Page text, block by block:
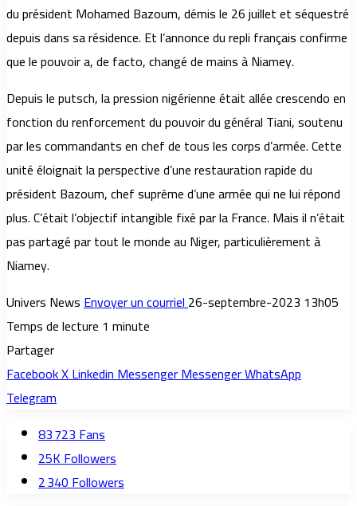
du président Mohamed Bazoum, démis le 26 juillet et séquestré
depuis dans sa résidence. Et l’annonce du repli français confirme
que le pouvoir a, de facto, changé de mains à Niamey.
Depuis le putsch, la pression nigérienne était allée crescendo en
fonction du renforcement du pouvoir du général Tiani, soutenu
par les commandants en chef de tous les corps d’armée. Cette
unité éloignait la perspective d’une restauration rapide du
président Bazoum, chef suprême d’une armée qui ne lui répond
plus. C’était l’objectif intangible fixé par la France. Mais il n’était
pas partagé par tout le monde au Niger, particulièrement à
Niamey.
Univers NewsEnvoyer un courriel26-septembre-2023 13h05
Temps de lecture 1 minute
Partager
FacebookXLinkedinMessengerMessengerWhatsApp
Telegram
83 723Fans
25KFollowers
2 340Followers